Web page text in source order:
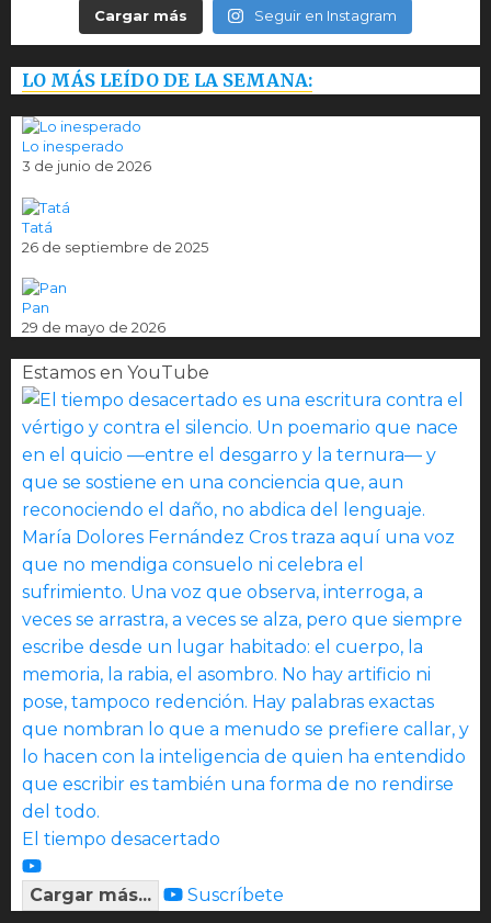
Cargar más Seguir en Instagram
LO MÁS LEÍDO DE LA SEMANA:
Lo inesperado
3 de junio de 2026
Tatá
26 de septiembre de 2025
Pan
29 de mayo de 2026
Estamos en YouTube
El tiempo desacertado
Cargar más... Suscríbete